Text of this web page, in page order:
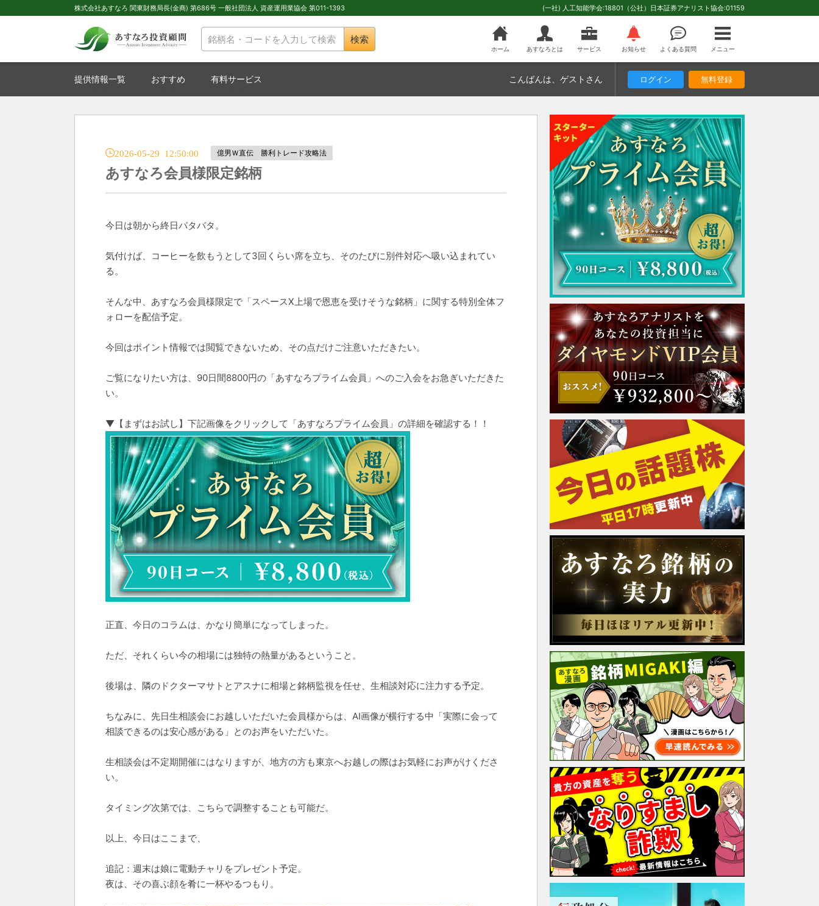
株式会社あすなろ 関東財務局長(金商) 第686号 一般社団法人 資産運用業協会 第011-1393 (一社) 人工知能学会:18801（公社）日本証券アナリスト協会:01159
検索
ホーム あすなろとは サービス お知らせ よくある質問 メニュー
提供情報一覧 おすすめ 有料サービス こんばんは 、ゲストさん ログイン 無料登録
2026-05-29 12:50:00 億男Ｗ直伝 勝利トレード攻略法
あすなろ会員様限定銘柄
今日は朝から終日バタバタ。
気付けば、コーヒーを飲もうとして3回くらい席を立ち、そのたびに別件対応へ吸い込まれてい
る。
そんな中、あすなろ会員様限定で「スペースX上場で恩恵を受けそうな銘柄」に関する特別全体フ
ォローを配信予定。
今回はポイント情報では閲覧できないため、その点だけご注意いただきたい。
ご覧になりたい方は、90日間8800円の「あすなろプライム会員」へのご入会をお急ぎいただきた
い。
▼【まずはお試し】下記画像をクリックして「あすなろプライム会員」の詳細を確認する！！
正直、今日のコラムは、かなり簡単になってしまった。
ただ、それくらい今の相場には独特の熱量があるということ。
後場は、隣のドクターマサトとアスナに相場と銘柄監視を任せ、生相談対応に注力する予定。
ちなみに、先日生相談会にお越しいただいた会員様からは、AI画像が横行する中「実際に会って
相談できるのは安心感がある」とのお声をいただいた。
生相談会は不定期開催にはなりますが、地方の方も東京へお越しの際はお気軽にお声がけくださ
い。
タイミング次第では、こちらで調整することも可能だ。
以上、今日はここまで、
追記：週末は娘に電動チャリをプレゼント予定。
夜は、その喜ぶ顔を肴に一杯やるつもり。